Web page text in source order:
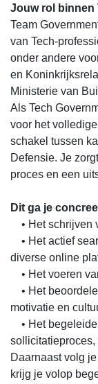
Jouw rol binnen
Team
van Tech-
onder andere
en
Ministerie van
Als Tech
voor het
schakel tussen
Defensie. Je
proces en een
Dit ga je
• Het schrijven
• Het actief
diverse online
• Het voeren
• Het
motivatie en
• Het
sollicitatieproces,
Daarnaast volg
krijg je volop